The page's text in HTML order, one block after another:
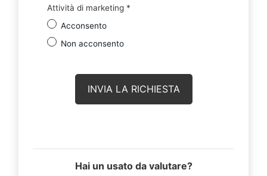
Attività di marketing *
Acconsento
Non acconsento
Hai un usato da valutare?